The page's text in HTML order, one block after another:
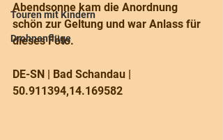
Touren mit Kindern
Drohnenflüge
Abendsonne kam die Anordnung
schön zur Geltung und war Anlass für
dieses Foto.
DE-SN | Bad Schandau |
50.911394,14.169582